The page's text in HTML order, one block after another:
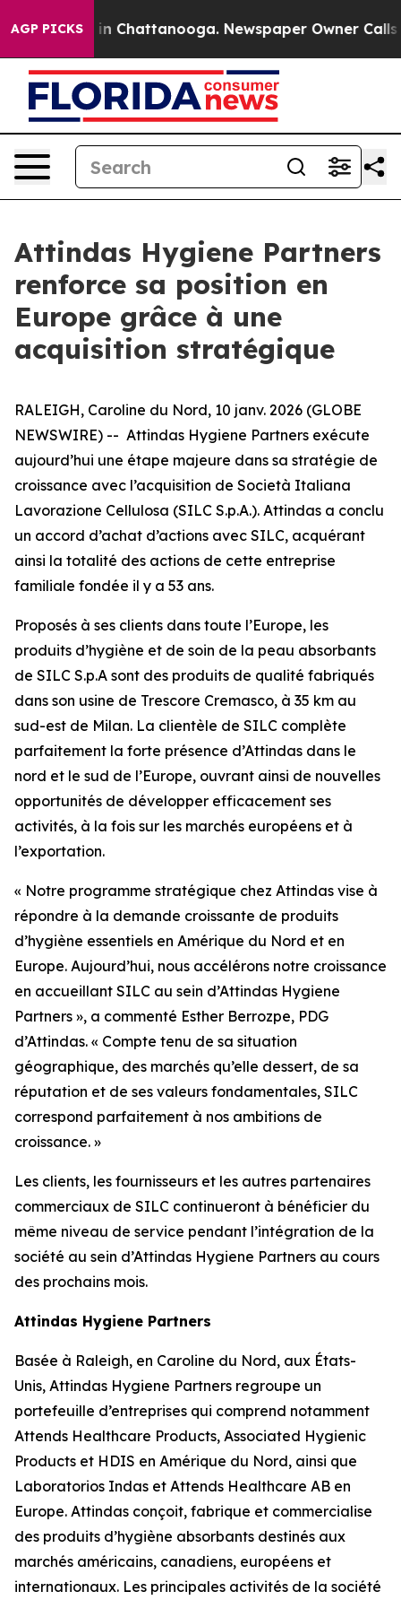
AGP PICKS
Chaos in Chattanooga. Newspaper Owner Calls
Attindas Hygiene Partners
renforce sa position en
Europe grâce à une
acquisition stratégique
RALEIGH, Caroline du Nord, 10 janv. 2026 (GLOBE
NEWSWIRE) -- Attindas Hygiene Partners exécute
aujourd’hui une étape majeure dans sa stratégie de
croissance avec l’acquisition de Società Italiana
Lavorazione Cellulosa (SILC S.p.A.). Attindas a conclu
un accord d’achat d’actions avec SILC, acquérant
ainsi la totalité des actions de cette entreprise
familiale fondée il y a 53 ans.
Proposés à ses clients dans toute l’Europe, les
produits d’hygiène et de soin de la peau absorbants
de SILC S.p.A sont des produits de qualité fabriqués
dans son usine de Trescore Cremasco, à 35 km au
sud-est de Milan. La clientèle de SILC complète
parfaitement la forte présence d’Attindas dans le
nord et le sud de l’Europe, ouvrant ainsi de nouvelles
opportunités de développer efficacement ses
activités, à la fois sur les marchés européens et à
l’exportation.
« Notre programme stratégique chez Attindas vise à
répondre à la demande croissante de produits
d’hygiène essentiels en Amérique du Nord et en
Europe. Aujourd’hui, nous accélérons notre croissance
en accueillant SILC au sein d’Attindas Hygiene
Partners », a commenté Esther Berrozpe, PDG
d’Attindas. « Compte tenu de sa situation
géographique, des marchés qu’elle dessert, de sa
réputation et de ses valeurs fondamentales, SILC
correspond parfaitement à nos ambitions de
croissance. »
Les clients, les fournisseurs et les autres partenaires
commerciaux de SILC continueront à bénéficier du
même niveau de service pendant l’intégration de la
société au sein d’Attindas Hygiene Partners au cours
des prochains mois.
Attindas Hygiene Partners
Basée à Raleigh, en Caroline du Nord, aux États-
Unis, Attindas Hygiene Partners regroupe un
portefeuille d’entreprises qui comprend notamment
Attends Healthcare Products, Associated Hygienic
Products et HDIS en Amérique du Nord, ainsi que
Laboratorios Indas et Attends Healthcare AB en
Europe. Attindas conçoit, fabrique et commercialise
des produits d’hygiène absorbants destinés aux
marchés américains, canadiens, européens et
internationaux. Les principales activités de la société